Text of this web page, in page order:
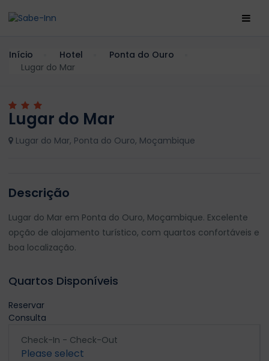
Início Hotel
Ponta do Ouro
Lugar do Mar
Lugar do Mar
Lugar do Mar, Ponta do Ouro, Moçambique
Descrição
Lugar do Mar em Ponta do Ouro, Moçambique. Excelente
opção de alojamento turístico, com quartos confortáveis e
boa localização.
Quartos Disponíveis
Reservar
Consulta
Check-In - Check-Out
Please select